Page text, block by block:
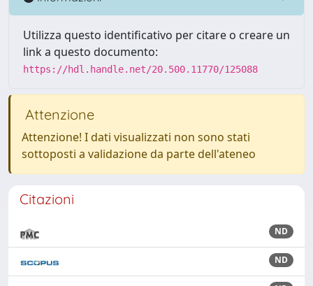
Utilizza questo identificativo per citare o creare un
link a questo documento:
https://hdl.handle.net/20.500.11770/125088
Attenzione
Attenzione! I dati visualizzati non sono stati
sottoposti a validazione da parte dell'ateneo
Citazioni
ND
ND